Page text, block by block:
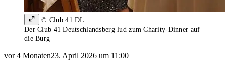
© Club 41 DL
Der Club 41 Deutschlandsberg lud zum Charity-Dinner auf
die Burg
vor 4 Monaten23. April 2026 um 11:00